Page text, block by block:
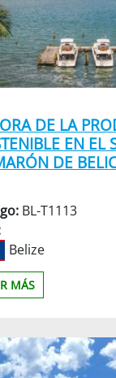
DE LA
EN EL
DE
BL-T1113
Belize
MÁS